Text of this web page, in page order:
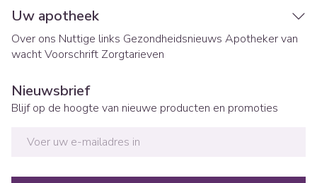
Uw apotheek
Over ons Nuttige links Gezondheidsnieuws Apotheker van
wachtVoorschrift Zorgtarieven
Nieuwsbrief
Blijf op de hoogte van nieuwe producten en promoties